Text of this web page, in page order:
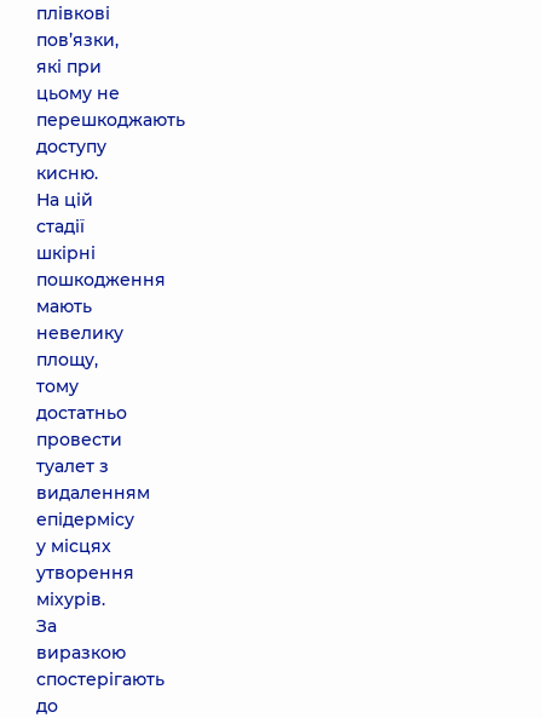
плівкові
пов’язки,
які при
цьому не
перешкоджають
доступу
кисню.
На цій
стадії
шкірні
пошкодження
мають
невелику
площу,
тому
достатньо
провести
туалет з
видаленням
епідермісу
у місцях
утворення
міхурів.
За
виразкою
спостерігають
до